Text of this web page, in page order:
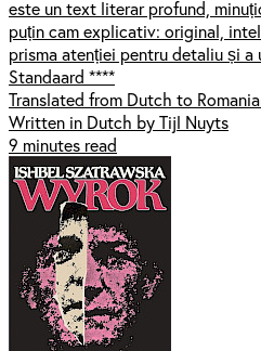
este un text literar profund,
puțin cam explicativ: original,
prisma atenției pentru detaliu și a
Standaard ****
Translated from Dutch to
Written in Dutch by Tijl Nuyts
9 minutes read